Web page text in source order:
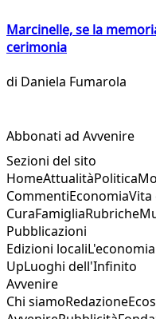
Marcinelle, se la
cerimonia
di Daniela Fumarola
Abbonati ad Avvenire
Sezioni del sito
HomeAttualitàPolitica
CommentiEconomiaVita
CuraFamigliaRubriche
Pubblicazioni
Edizioni locali
UpLuoghi dell'Infinito
Avvenire
Chi siamoRedazione